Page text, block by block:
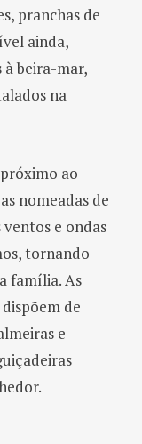
pranchas de
ainda,
beira-mar,
na
ao
nomeadas de
e ondas
tornando
família. As
de
e